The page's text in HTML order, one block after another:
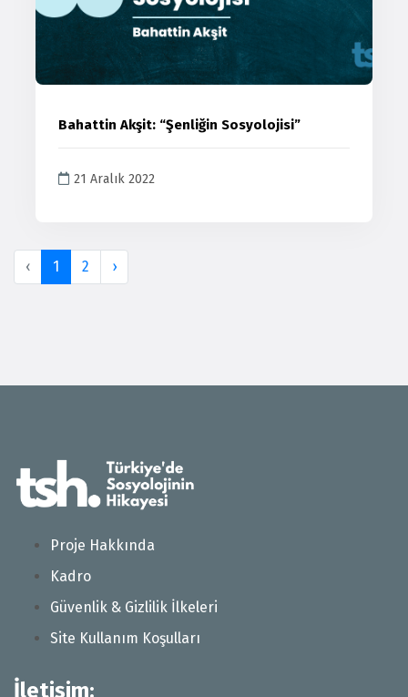
Bahattin Akşit: “Şenliğin Sosyolojisi”
21 Aralık 2022
‹ 1 2 ›
Proje Hakkında
Kadro
Güvenlik & Gizlilik İlkeleri
Site Kullanım Koşulları
İletişim: